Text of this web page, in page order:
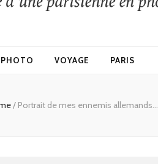
PHOTO VOYAGE PARIS
/ Portrait de mes ennemis allemands…